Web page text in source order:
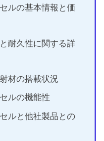
ルの基本情報と価
耐久性に関する詳
材の搭載状況
ルの機能性
ルと他社製品との